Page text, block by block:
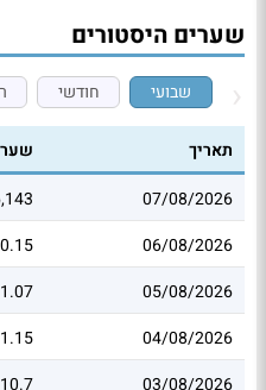
שערים היסטורים
שבועי חודשי
תאריך שער
07/08/2026
06/08/2026
05/08/2026
04/08/2026
03/08/2026
10.7